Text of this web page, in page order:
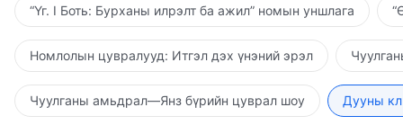
“Үг. I Боть: Бурханы илрэлт ба ажил” номын уншлага
Номлолын цувралууд: Итгэл дэх үнэний эрэл
Чуулганы амьдрал—Янз бүрийн цуврал шоу Дууны